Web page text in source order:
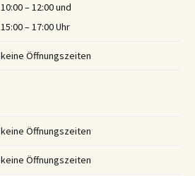
10:00 – 12:00 und
15:00 – 17:00 Uhr
keine Öffnungszeiten
keine Öffnungszeiten
keine Öffnungszeiten